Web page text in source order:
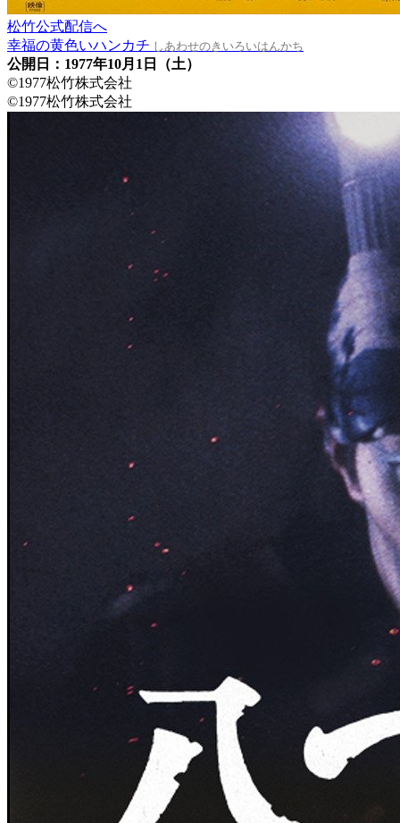
松竹公式配信へ
幸福の黄色いハンカチ しあわせのきいろいはんかち
公開日：1977年10月1日（土）
©1977松竹株式会社
©1977松竹株式会社